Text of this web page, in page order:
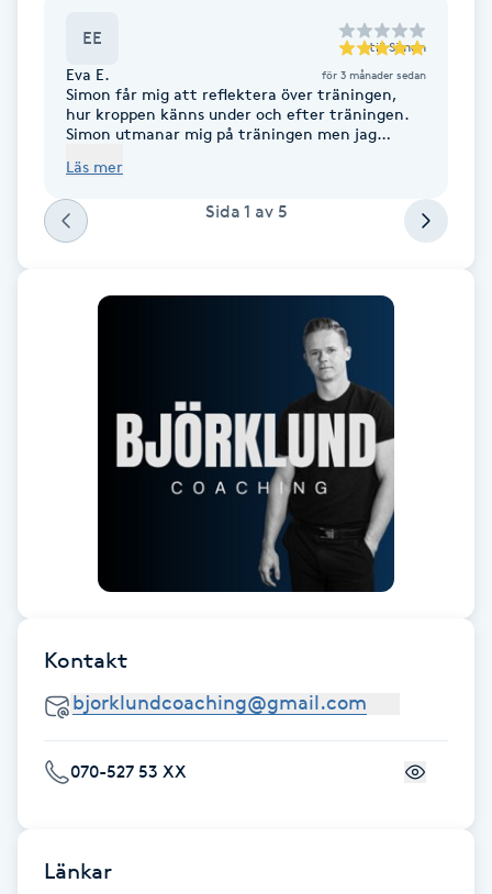
Fransborttagning
Fransfärgning
Fransförlängning
Fransförlängning Megavolym
Fransk manikyr
Friskvård
Friskvårdsmassage
EE till Simon
Eva E. för 3 månader sedan
Simon får mig att reflektera över träningen,
hur kroppen känns under och efter träningen.
Simon utmanar mig på träningen men jag
återhämtning. Vilket inte är så lätt med
ha Simon som bollplank!
Läs mer
Sida 1 av 5
Kontakt
070-527 53 XX
Länkar